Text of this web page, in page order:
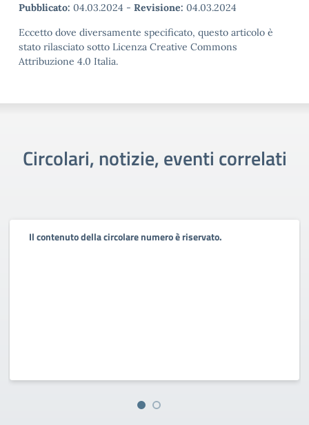
Pubblicato: 04.03.2024 - Revisione: 04.03.2024
Eccetto dove diversamente specificato, questo articolo è
stato rilasciato sotto Licenza Creative Commons
Attribuzione 4.0 Italia.
Circolari, notizie, eventi correlati
Il contenuto della circolare numero è riservato.